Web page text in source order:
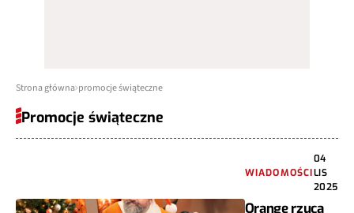
Strona główna promocje świąteczne
Promocje świąteczne
WIADOMOŚCI
04
LIS
2025
Orange rzuca